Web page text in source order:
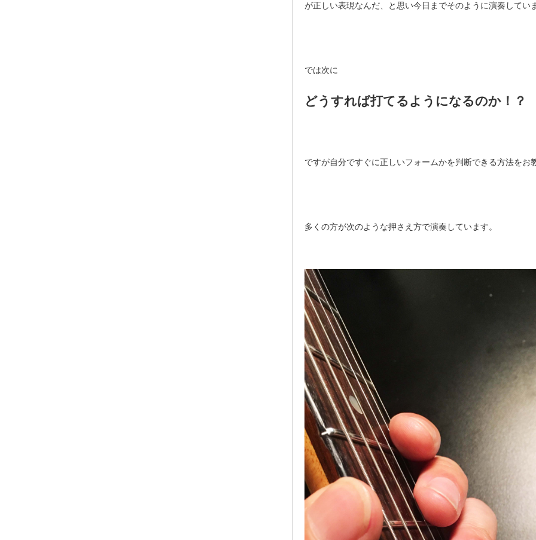
が正しい表現なんだ、と思い今日までそのように演奏してい
では次に
どうすれば打てるようになるのか！？
ですが自分ですぐに正しいフォームかを判断できる方法をお
多くの方が次のような押さえ方で演奏しています。